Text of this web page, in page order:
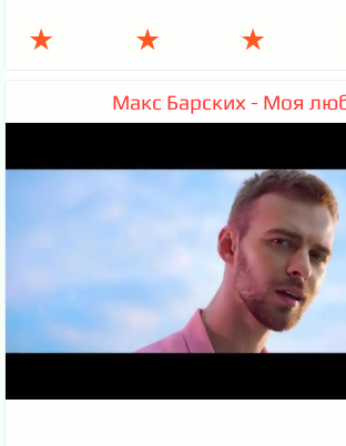
★ ★ ★
Макс Барских - Моя